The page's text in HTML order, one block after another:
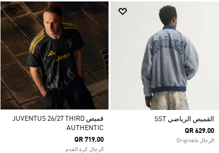
القميص الرياضي SST
QR 629.00
الرجال Originals
قميص JUVENTUS 26/27 THIRD
AUTHENTIC
QR 719.00
الرجال كرة القدم